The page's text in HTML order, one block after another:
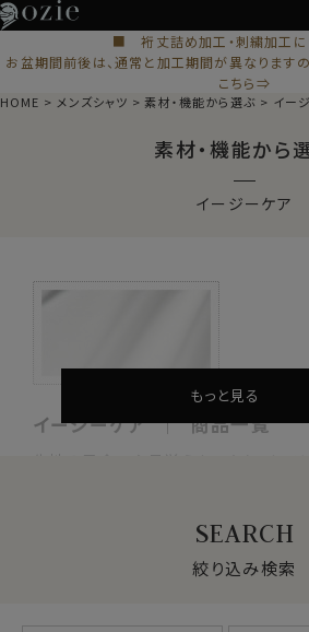
■ 裄丈詰め加工・刺繍加工
お盆期間前後は、通常と加工期間が異なります
こちら⇒
HOME メンズシャツ 素材・機能から選ぶ イー
素材・機能から
イージーケア
イージーケア ｜ 商品一覧
イージーケアはアイロンがけが非常に
いアイロンがけで着用いただけます。
もっと見る
絞り込み検索